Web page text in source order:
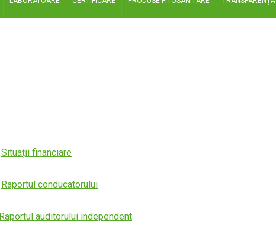
Situații financiare
Raportul conducatorului
Raportul auditorului independent